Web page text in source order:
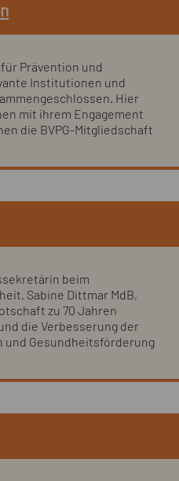
für Prävention und
Institutionen und
Hier
mit ihrem Engagement
die BVPG-Mitgliedschaft
beim
Sabine Dittmar MdB,
zu 70 Jahren
die Verbesserung der
und Gesundheitsförderung